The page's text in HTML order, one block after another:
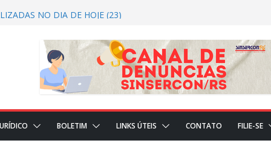
2027 CRTRS Técnicos Industriais
NO DIA DE HOJE (23)
BOLETIM LINKS ÚTEIS CONTATO FILIE-SE